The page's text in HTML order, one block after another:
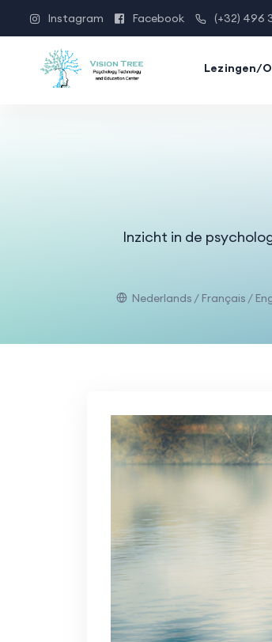
Instagram Facebook (+32) 496
Lezingen/
Inzicht in de
Nederlands / Français /